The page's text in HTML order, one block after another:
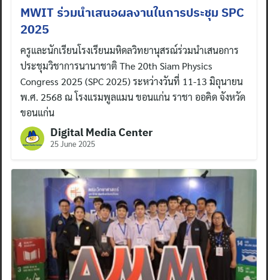
MWIT ร่วมนำเสนอผลงานในการประชุม SPC
2025
ครูและนักเรียนโรงเรียนมหิดลวิทยานุสรณ์ร่วมนำเสนอการ
ประชุมวิชาการนานาชาติ The 20th Siam Physics
Congress 2025 (SPC 2025) ระหว่างวันที่ 11-13 มิถุนายน
พ.ศ. 2568 ณ โรงแรมพูลแมน ขอนแก่น ราชา ออคิด จังหวัด
ขอนแก่น
Digital Media Center
25 June 2025